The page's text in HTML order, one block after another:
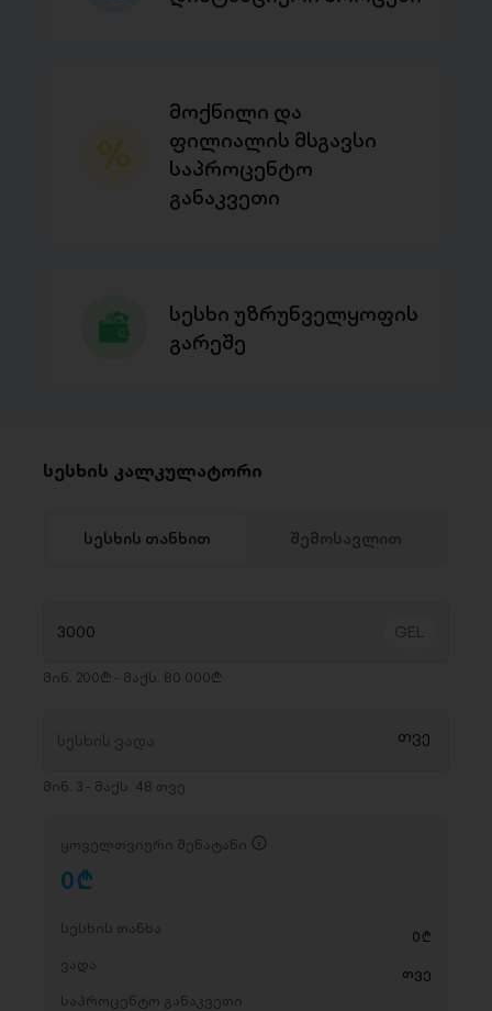
მოქნილი და
ფილიალის მსგავსი
საპროცენტო
განაკვეთი
სესხი უზრუნველყოფის
გარეშე
სესხის კალკულატორი
სესხის თანხით შემოსავლით
მინ. 200₾ - მაქს. 80 000₾
მინ. 3 - მაქს. 48 თვე
ყოველთვიური შენატანი
0D
სესხის თანხა 0 D
ვადა
თვე
საპროცენტო განაკვეთი